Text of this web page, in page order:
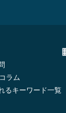
ラム
るキーワード一覧